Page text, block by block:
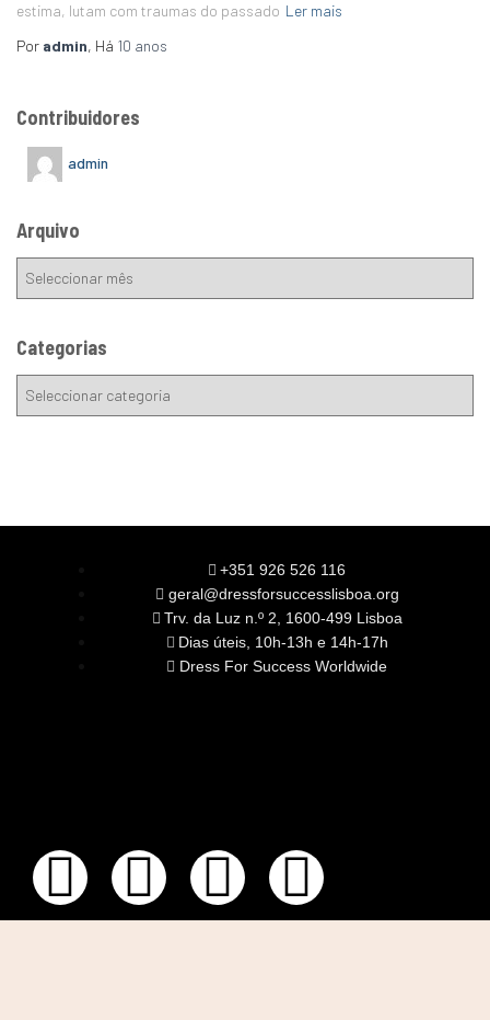
estima, lutam com traumas do passado Ler mais
Por admin, Há 10 anos
Contribuidores
admin
Arquivo
Categorias
+351 926 526 116
geral@dressforsuccesslisboa.org
Trv. da Luz n.º 2, 1600-499 Lisboa
Dias úteis, 10h-13h e 14h-17h
Dress For Success Worldwide